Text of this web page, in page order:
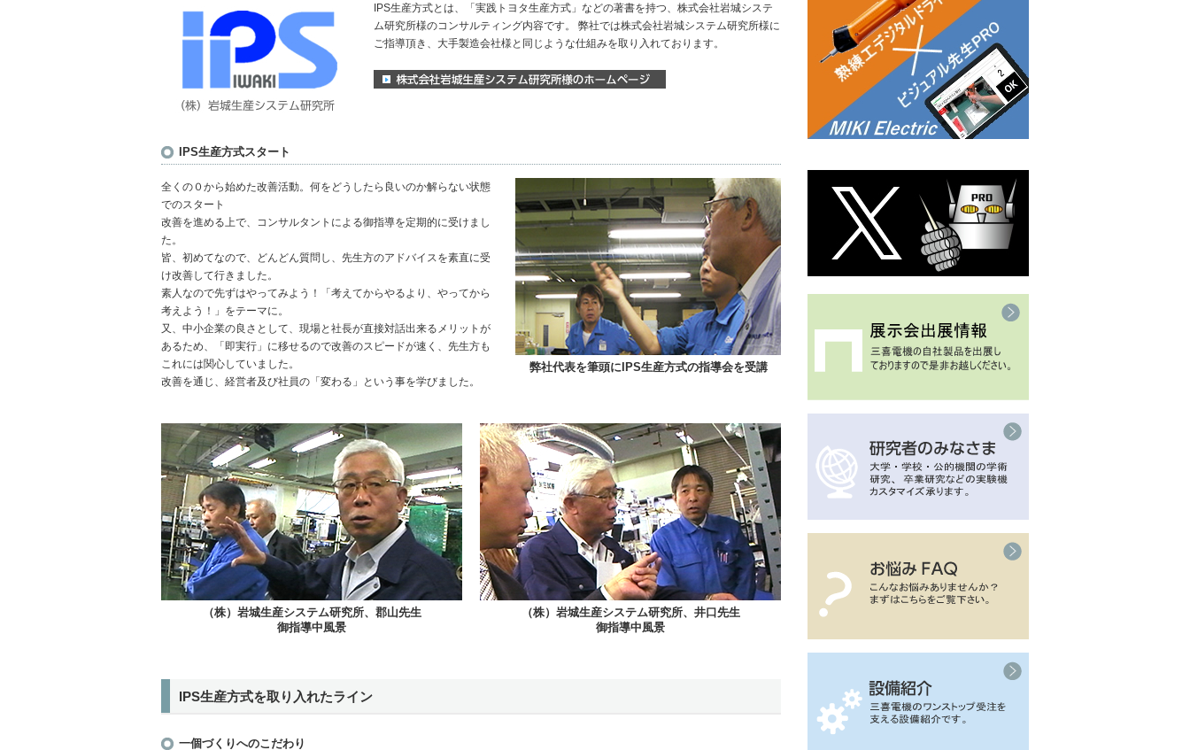
IPS生産方式とは、「実践トヨタ生産方式」などの著書を持つ、株式会社岩城システ
ム研究所様のコンサルティング内容です。 弊社では株式会社岩城システム研究所様に
ご指導頂き、大手製造会社様と同じような仕組みを取り入れております。
IPS生産方式スタート
全くの０から始めた改善活動。何をどうしたら良いのか解らない状態
でのスタート
改善を進める上で、コンサルタントによる御指導を定期的に受けまし
た。
皆、初めてなので、どんどん質問し、先生方のアドバイスを素直に受
け改善して行きました。
素人なので先ずはやってみよう！「考えてからやるより、やってから
考えよう！」をテーマに。
又、中小企業の良さとして、現場と社長が直接対話出来るメリットが
あるため、「即実行」に移せるので改善のスピードが速く、先生方も
これには関心していました。
改善を通じ、経営者及び社員の「変わる」という事を学びました。
弊社代表を筆頭にIPS生産方式の指導会を受講
（株）岩城生産システム研究所、郡山先生
御指導中風景
（株）岩城生産システム研究所、井口先生
御指導中風景
IPS生産方式を取り入れたライン
一個づくりへのこだわり